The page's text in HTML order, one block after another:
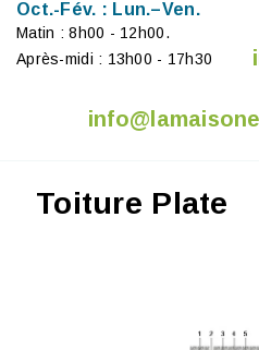
Oct.-Fév. : Lun.–Ven.
Matin : 8h00 - 12h00.
Après-midi : 13h00 - 17h30
Toiture Plate